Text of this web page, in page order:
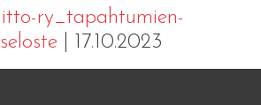
ry_tapahtumien-
| 17.10.2023